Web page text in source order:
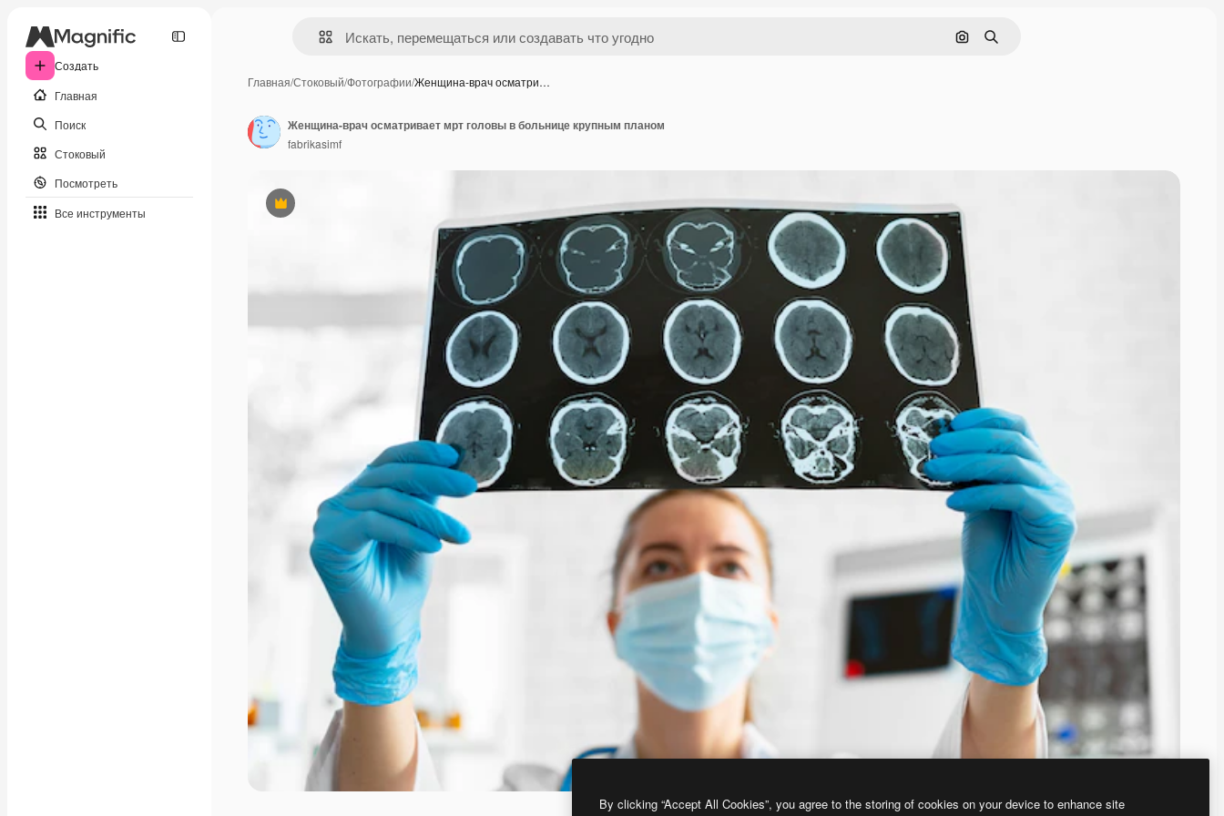
Создать
Главная
Поиск
Стоковый
Посмотреть
Все инструменты
Поиск по изображению
Поиск
Главная/Стоковый/Фотографии/Женщина-врач осматри…
Премиум
Женщина-врач осматривает мрт головы в больнице крупным планом
fabrikasimf
By clicking “Accept All Cookies”, you agree to the storing of cookies on your device to enhance site